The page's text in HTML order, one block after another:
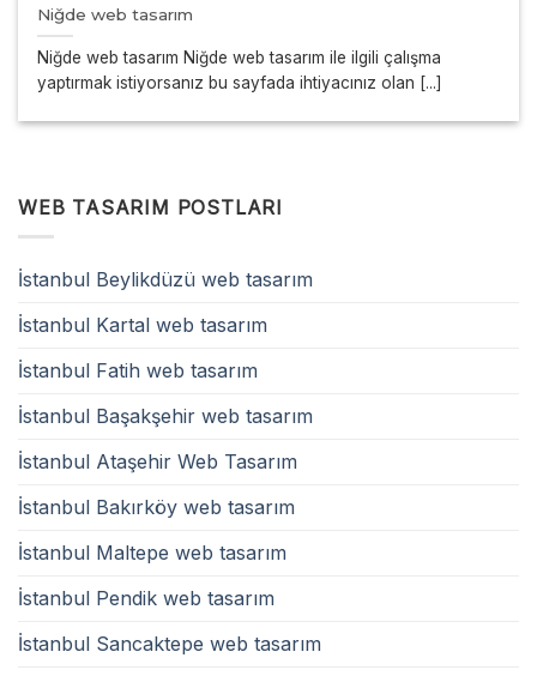
Niğde web tasarım
Niğde web tasarım Niğde web tasarım ile ilgili çalışma
yaptırmak istiyorsanız bu sayfada ihtiyacınız olan [...]
WEB TASARIM POSTLARI
İstanbul Beylikdüzü web tasarım
İstanbul Kartal web tasarım
İstanbul Fatih web tasarım
İstanbul Başakşehir web tasarım
İstanbul Ataşehir Web Tasarım
İstanbul Bakırköy web tasarım
İstanbul Maltepe web tasarım
İstanbul Pendik web tasarım
İstanbul Sancaktepe web tasarım